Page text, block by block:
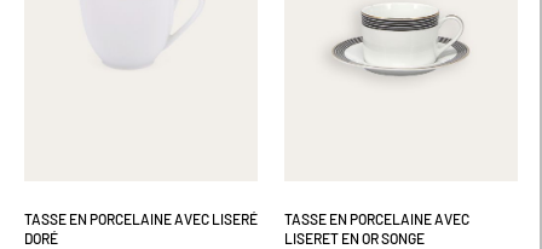
TASSE EN PORCELAINE AVEC LISERÉ
DORÉ
TASSE EN PORCELAINE AVEC
LISERET EN OR SONGE